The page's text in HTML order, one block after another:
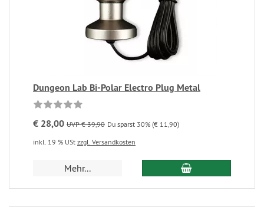
Dungeon Lab Bi-Polar Electro Plug Metal
€ 28,00 UVP € 39,90 Du sparst 30% (€ 11,90)
inkl. 19 % USt zzgl. Versandkosten
Mehr...